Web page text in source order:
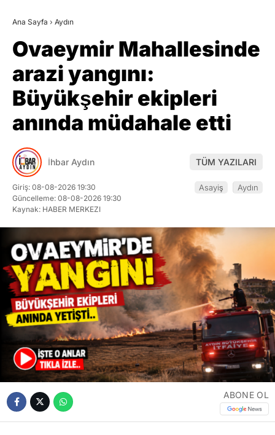
Ana Sayfa › Aydın
Ovaeymir Mahallesinde
arazi yangını:
Büyükşehir ekipleri
anında müdahale etti
İhbar Aydın TÜM YAZILARI
Giriş: 08-08-2026 19:30
Güncelleme: 08-08-2026 19:30
Kaynak: HABER MERKEZI
Asayiş Aydın
ABONE OL